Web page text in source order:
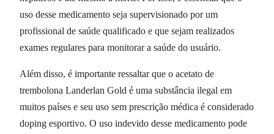
uso desse medicamento seja supervisionado por um
profissional de saúde qualificado e que sejam realizados
exames regulares para monitorar a saúde do usuário.
Além disso, é importante ressaltar que o acetato de
trembolona Landerlan Gold é uma substância ilegal em
muitos países e seu uso sem prescrição médica é considerado
doping esportivo. O uso indevido desse medicamento pode